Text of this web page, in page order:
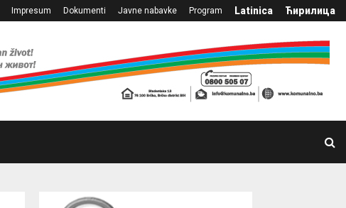
Impresum Dokumenti Javne nabavke Program Latinica Ћирилица